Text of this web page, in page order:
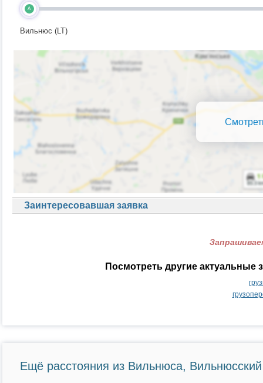
A
Вильнюс (LT)
Заинтересовавшая заявка
Посмотреть другие актуальные
Ещё расстояния из Вильнюса,